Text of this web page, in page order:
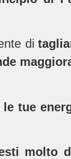
di
tue
molto